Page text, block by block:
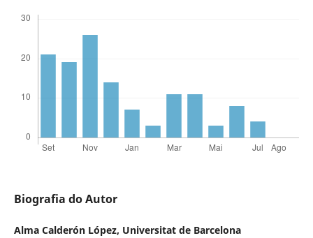
Biografia do Autor
Alma Calderón López, Universitat de Barcelona